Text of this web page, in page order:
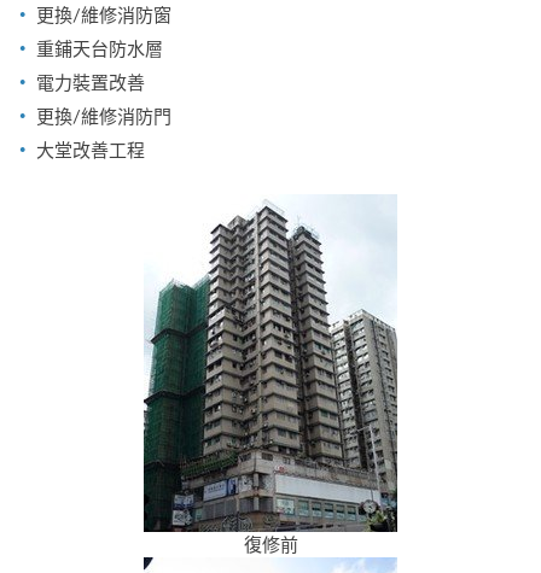
更換/維修消防窗
重鋪天台防水層
電力裝置改善
更換/維修消防門
大堂改善工程
復修前